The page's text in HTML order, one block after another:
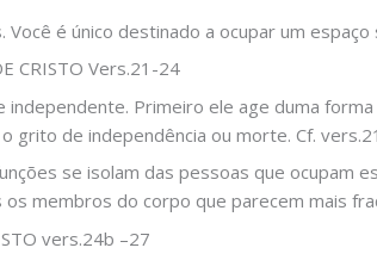
é único destinado a ocupar um espaço
CRISTO Vers.21-24
Primeiro ele age duma
de independência ou morte. Cf.
se isolam das pessoas que ocupam
membros do corpo que parecem mais
vers.24b –27